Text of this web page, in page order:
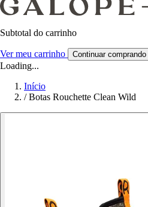
Subtotal do carrinho
Ver meu carrinho Continuar comprando
Loading...
Início
/ Botas Rouchette Clean Wild